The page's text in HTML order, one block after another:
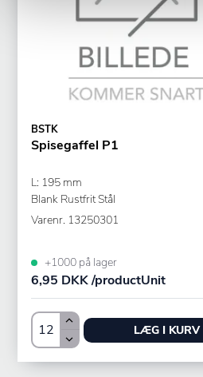
BSTK
Spisegaffel P1
L: 195 mm
Blank Rustfrit Stål
Varenr. 13250301
+1000 på lager
6,95 DKK /productUnit
LÆG I KURV